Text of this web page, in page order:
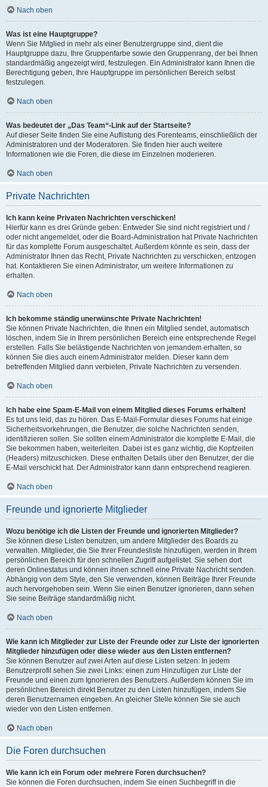
Nach oben
Was ist eine Hauptgruppe?
Wenn Sie Mitglied in mehr als einer Benutzergruppe sind, dient die
Hauptgruppe dazu, Ihre Gruppenfarbe sowie den Gruppenrang, der bei Ihnen
standardmäßig angezeigt wird, festzulegen. Ein Administrator kann Ihnen die
Berechtigung geben, Ihre Hauptgruppe im persönlichen Bereich selbst
festzulegen.
Nach oben
Was bedeutet der „Das Team“-Link auf der Startseite?
Auf dieser Seite finden Sie eine Auflistung des Forenteams, einschließlich der
Administratoren und der Moderatoren. Sie finden hier auch weitere
Informationen wie die Foren, die diese im Einzelnen moderieren.
Nach oben
Private Nachrichten
Ich kann keine Privaten Nachrichten verschicken!
Hierfür kann es drei Gründe geben: Entweder Sie sind nicht registriert und /
oder nicht angemeldet, oder die Board-Administration hat Private Nachrichten
für das komplette Forum ausgeschaltet. Außerdem könnte es sein, dass der
Administrator Ihnen das Recht, Private Nachrichten zu verschicken, entzogen
hat. Kontaktieren Sie einen Administrator, um weitere Informationen zu
erhalten.
Nach oben
Ich bekomme ständig unerwünschte Private Nachrichten!
Sie können Private Nachrichten, die Ihnen ein Mitglied sendet, automatisch
löschen, indem Sie in Ihrem persönlichen Bereich eine entsprechende Regel
erstellen. Falls Sie belästigende Nachrichten von jemandem erhalten, so
können Sie dies auch einem Administrator melden. Dieser kann dem
betreffenden Mitglied dann verbieten, Private Nachrichten zu versenden.
Nach oben
Ich habe eine Spam-E-Mail von einem Mitglied dieses Forums erhalten!
Es tut uns leid, das zu hören. Das E-Mail-Formular dieses Forums hat einige
Sicherheitsvorkehrungen, die Benutzer, die solche Nachrichten senden,
identifizieren sollen. Sie sollten einem Administrator die komplette E-Mail, die
Sie bekommen haben, weiterleiten. Dabei ist es ganz wichtig, die Kopfzeilen
(Headers) mitzuschicken. Diese enthalten Details über den Benutzer, der die
E-Mail verschickt hat. Der Administrator kann dann entsprechend reagieren.
Nach oben
Freunde und ignorierte Mitglieder
Wozu benötige ich die Listen der Freunde und ignorierten Mitglieder?
Sie können diese Listen benutzen, um andere Mitglieder des Boards zu
verwalten. Mitglieder, die Sie Ihrer Freundesliste hinzufügen, werden in Ihrem
persönlichen Bereich für den schnellen Zugriff aufgelistet. Sie sehen dort
deren Onlinestatus und können ihnen schnell eine Private Nachricht senden.
Abhängig von dem Style, den Sie verwenden, können Beiträge Ihrer Freunde
auch hervorgehoben sein. Wenn Sie einen Benutzer ignorieren, dann sehen
Sie seine Beiträge standardmäßig nicht.
Nach oben
Wie kann ich Mitglieder zur Liste der Freunde oder zur Liste der ignorierten
Mitglieder hinzufügen oder diese wieder aus den Listen entfernen?
Sie können Benutzer auf zwei Arten auf diese Listen setzen: In jedem
Benutzerprofil sehen Sie zwei Links: einen zum Hinzufügen zur Liste der
Freunde und einen zum Ignorieren des Benutzers. Außerdem können Sie im
persönlichen Bereich direkt Benutzer zu den Listen hinzufügen, indem Sie
deren Benutzernamen eingeben. An gleicher Stelle können Sie sie auch
wieder von den Listen entfernen.
Nach oben
Die Foren durchsuchen
Wie kann ich ein Forum oder mehrere Foren durchsuchen?
Sie können die Foren durchsuchen, indem Sie einen Suchbegriff in die